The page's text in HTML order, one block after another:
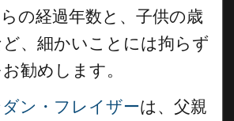
の経過年数と、子供の歳
、細かいことには拘らず
勧めします。
ン・フレイザーは、父親